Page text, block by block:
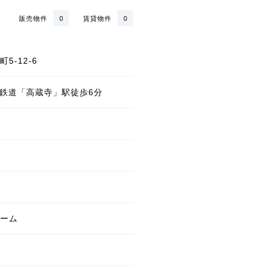
賃貸物件 0
販売物件 0
5-12-6
道「高蔵寺」駅徒歩6分
ム